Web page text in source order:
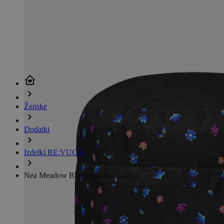
Ženske
Dodatki
Izdelki RE:VUCH
Nea Meadow Black (trenutna stran)